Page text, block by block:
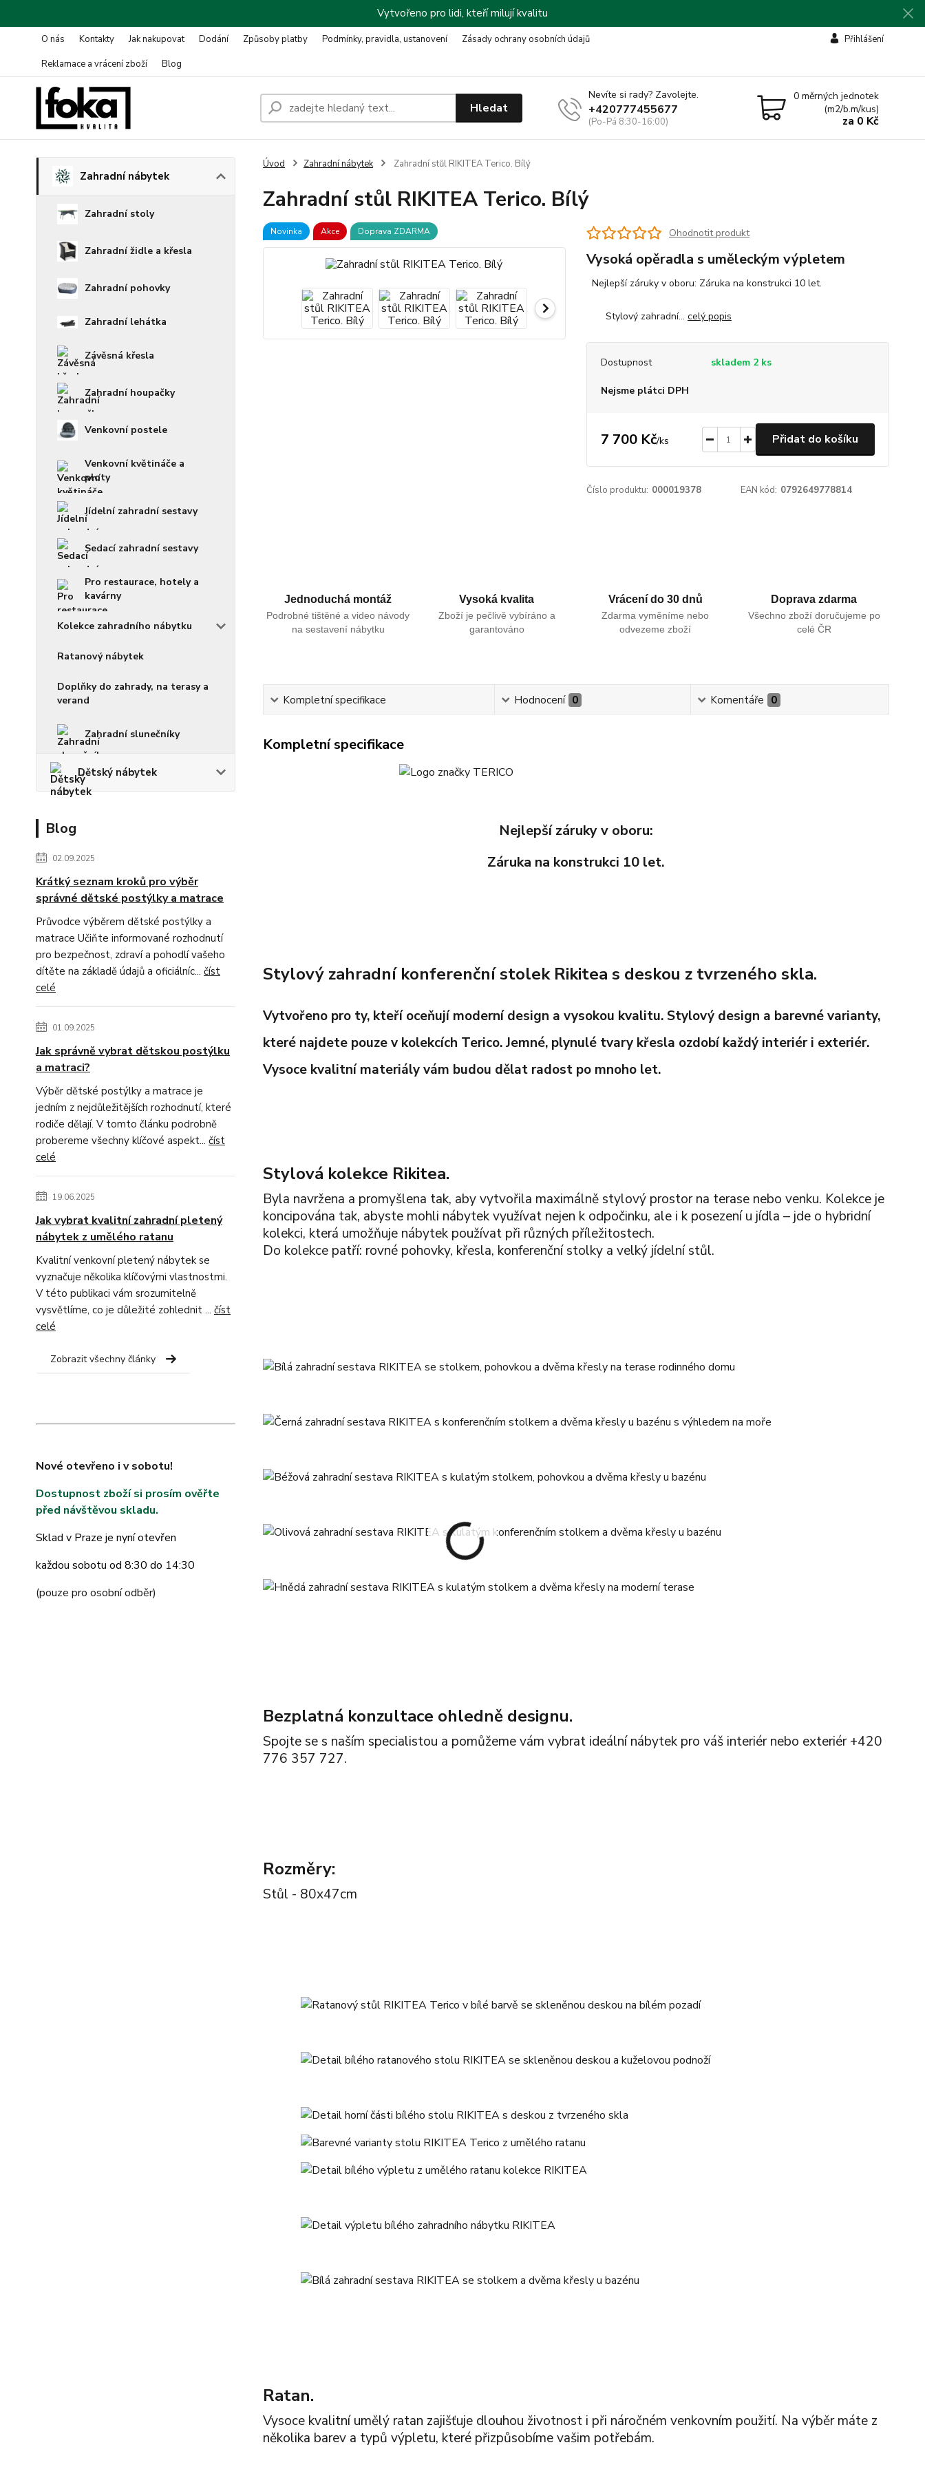
Vytvořeno pro lidi, kteří milují kvalitu
O nás Kontakty Jak nakupovat Dodání Způsoby platby Podmínky, pravidla, ustanovení
Zásady ochrany osobních údajů
Reklamace a vrácení zboží
Blog
Přihlášení
Hledat
Nevíte si rady? Zavolejte.
+420777455677
(Po-Pá 8:30-16:00)
0 měrných jednotek
(m2/b.m/kus)
za 0 Kč
Zahradní nábytek
Zahradní stoly
Zahradní židle a křesla
Zahradní pohovky
Zahradní lehátka
Závěsná křesla
Zahradní houpačky
Venkovní postele
Venkovní květináče a
ploty
Jídelní zahradní sestavy
Sedací zahradní sestavy
Pro restaurace, hotely a
kavárny
Kolekce zahradního nábytku
Ratanový nábytek
Doplňky do zahrady, na terasy a
verand
Zahradní slunečníky
Dětský nábytek
Blog
02.09.2025
Krátký seznam kroků pro výběr
správné dětské postýlky a matrace
Průvodce výběrem dětské postýlky a
matrace Učiňte informované rozhodnutí
pro bezpečnost, zdraví a pohodlí vašeho
dítěte na základě údajů a oficiálníc... číst
celé
01.09.2025
Jak správně vybrat dětskou postýlku
a matraci?
Výběr dětské postýlky a matrace je
jedním z nejdůležitějších rozhodnutí, které
rodiče dělají. V tomto článku podrobně
probereme všechny klíčové aspekt... číst
celé
19.06.2025
Jak vybrat kvalitní zahradní pletený
nábytek z umělého ratanu
Kvalitní venkovní pletený nábytek se
vyznačuje několika klíčovými vlastnostmi.
V této publikaci vám srozumitelně
vysvětlíme, co je důležité zohlednit ... číst
celé
Zobrazit všechny články
Nové otevřeno i v sobotu!
Dostupnost zboží si prosím ověřte
před návštěvou skladu.
Sklad v Praze je nyní otevřen
každou sobotu od 8:30 do 14:30
(pouze pro osobní odběr)
Úvod Zahradní nábytek Zahradní stůl RIKITEA Terico. Bílý
Zahradní stůl RIKITEA Terico. Bílý
Novinka Akce Doprava ZDARMA Ohodnotit produkt
Vysoká opěradla s uměleckým výpletem
Stylový zahradní... celý popis
Dostupnost skladem 2 ks
Nejsme plátci DPH
7 700 Kč/ks Přidat do košíku
Číslo produktu: 000019378 EAN kód: 0792649778814
Jednoduchá montáž
Podrobné tištěné a video návody
na sestavení nábytku
Vysoká kvalita
Zboží je pečlivě vybíráno a
garantováno
Vrácení do 30 dnů
Zdarma vyměníme nebo
odvezeme zboží
Doprava zdarma
Všechno zboží doručujeme po
celé ČR
Kompletní specifikace Hodnocení 0 Komentáře 0
Kompletní specifikace
Nejlepší záruky v oboru:
Záruka na konstrukci 10 let.
Stylový zahradní konferenční stolek Rikitea s deskou z tvrzeného skla.
Vytvořeno pro ty, kteří oceňují moderní design a vysokou kvalitu. Stylový design a barevné varianty,
které najdete pouze v kolekcích Terico. Jemné, plynulé tvary křesla ozdobí každý interiér i exteriér.
Vysoce kvalitní materiály vám budou dělat radost po mnoho let.
Stylová kolekce Rikitea.
Byla navržena a promyšlena tak, aby vytvořila maximálně stylový prostor na terase nebo venku. Kolekce je
koncipována tak, abyste mohli nábytek využívat nejen k odpočinku, ale i k posezení u jídla – jde o hybridní
kolekci, která umožňuje nábytek používat při různých příležitostech.
Do kolekce patří: rovné pohovky, křesla, konferenční stolky a velký jídelní stůl.
Bezplatná konzultace ohledně designu.
Spojte se s naším specialistou a pomůžeme vám vybrat ideální nábytek pro váš interiér nebo exteriér +420
776 357 727.
Rozměry:
Stůl - 80x47cm
Ratan.
Vysoce kvalitní umělý ratan zajišťuje dlouhou životnost i při náročném venkovním použití. Na výběr máte z
několika barev a typů výpletu, které přizpůsobíme vašim potřebám.